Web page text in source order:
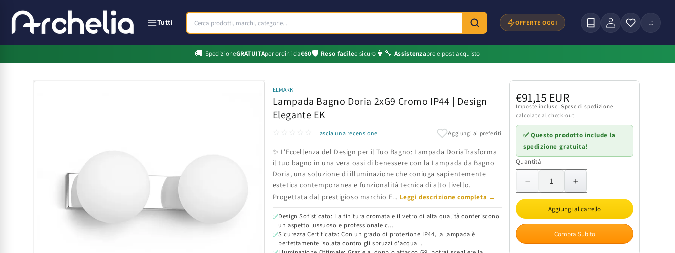
direttamente
ai contenuti
Tutti OFFERTE OGGI Accedi Carrello
🚚 SpedizioneGRATUITAper ordini da€60🛡️ Reso facilee sicuro 👨‍🔧 Assistenzapre e post acquisto
Passa alle
ELMARK
Lampada Bagno Doria 2xG9 Cromo IP44 | Design
Elegante EK
☆☆☆☆☆ Lascia una recensione Aggiungi ai preferiti
✨ L'Eccellenza del Design per il Tuo Bagno: Lampada DoriaTrasforma
il tuo bagno in una vera oasi di benessere con la Lampada da Bagno
Doria, una soluzione di illuminazione che coniuga sapientemente
estetica contemporanea e funzionalità tecnica di alto livello.
Progettata dal prestigioso marchio E... Leggi descrizione completa →
✅Design Sofisticato: La finitura cromata e il vetro di alta qualità conferiscono
un aspetto lussuoso e professionale c...
✅Sicurezza Certificata: Con un grado di protezione IP44, la lampada è
perfettamente isolata contro gli spruzzi d'acqua...
Prezzo
di
listino
€91,15 EUR
Imposte incluse. Spese di spedizione
calcolate al check-out.
✅ Questo prodotto include la
spedizione gratuita!
Quantità
Quantità
Diminuisci
quantità
Lampada
Bagno
Aumenta
quantità
per
Lampada
Bagno
Doria
Aggiungi al carrello
Compra Subito